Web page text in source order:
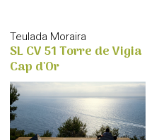
Teulada Moraira
SL CV 51 Torre de Vigia
Cap d'Or